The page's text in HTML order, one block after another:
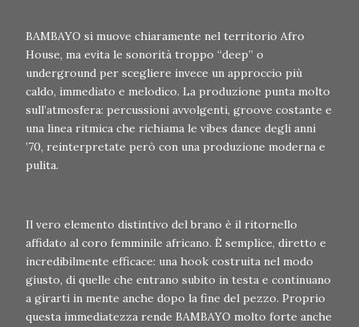
BAMBAYO si muove chiaramente nel territorio Afro
House, ma evita le sonorità troppo “deep” o
underground per scegliere invece un approccio più
caldo, immediato e melodico. La produzione punta molto
sull’atmosfera: percussioni avvolgenti, groove costante e
una linea ritmica che richiama le vibes dance degli anni
’70, reinterpretate però con una produzione moderna e
pulita.
Il vero elemento distintivo del brano è il ritornello
affidato al coro femminile africano. È semplice, diretto e
incredibilmente efficace: una hook costruita nel modo
giusto, di quelle che entrano subito in testa e continuano
a girarti in mente anche dopo la fine del pezzo. Proprio
questa immediatezza rende BAMBAYO molto forte anche